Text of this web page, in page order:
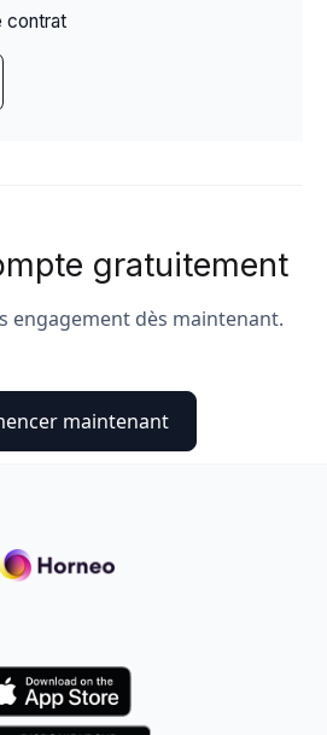
contrat
gratuitement
engagement dès maintenant.
maintenant